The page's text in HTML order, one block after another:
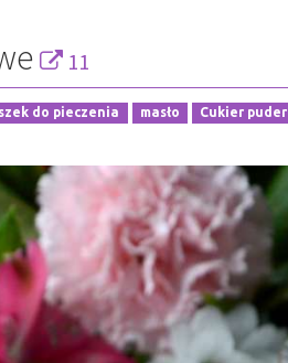
11
do pieczenia masło Cukier puder